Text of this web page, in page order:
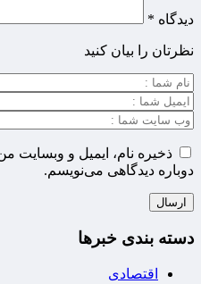
دیدگاه *
نظرتان را بیان کنید
ذخیره نام، ایمیل و وبسایت
دوباره دیدگاهی می‌نویسم.
دسته بندی خبرها
اقتصادی